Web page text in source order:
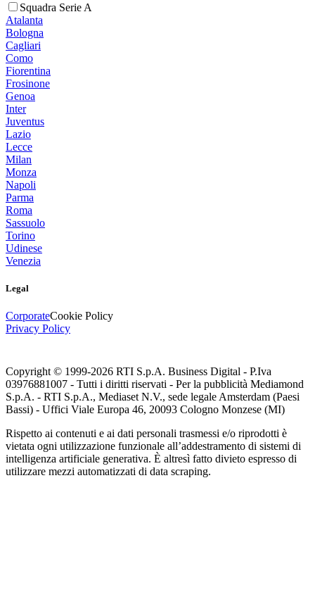
Squadra Serie A
Atalanta
Bologna
Cagliari
Como
Fiorentina
Frosinone
Genoa
Inter
Juventus
Lazio
Lecce
Milan
Monza
Napoli
Parma
Roma
Sassuolo
Torino
Udinese
Venezia
Legal
CorporateCookie Policy
Privacy Policy
Copyright © 1999-2026 RTI S.p.A. Business Digital - P.Iva
03976881007 - Tutti i diritti riservati - Per la pubblicità Mediamond
S.p.A. - RTI S.p.A., Mediaset N.V., sede legale Amsterdam (Paesi
Bassi) - Uffici Viale Europa 46, 20093 Cologno Monzese (MI)
Rispetto ai contenuti e ai dati personali trasmessi e/o riprodotti è
vietata ogni utilizzazione funzionale all’addestramento di sistemi di
intelligenza artificiale generativa. È altresì fatto divieto espresso di
utilizzare mezzi automatizzati di data scraping.